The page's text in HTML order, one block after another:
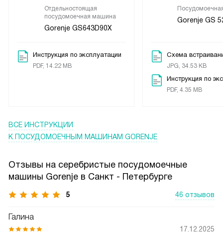
Отдельностоящая
посудомоечная машина
Gorenje GS643D90X
Инструкция по эксплуатации
PDF, 14.22 MB
Gorenje GS
Схема
JPG, 34.53 KB
Инструкция по
PDF, 4.35 MB
ВСЕ ИНСТРУКЦИИ
К ПОСУДОМОЕЧНЫМ МАШИНАМ GORENJE
Отзывы на серебристые посудомоечные
машины Gorenje в Санкт - Петербурге
5 46 отзывов
Галина
17.12.2025